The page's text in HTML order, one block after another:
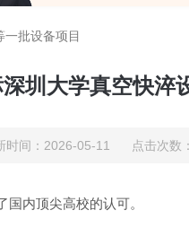
批设备项目
圳大学真空快淬
时间：2026-05-11 点击次数
内顶尖高校的认可。